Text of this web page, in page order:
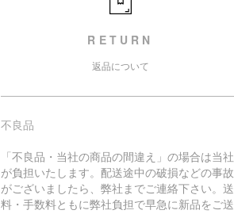
RETURN
返品について
不良品
「不良品・当社の商品の間違え」の場合は当社
が負担いたします。配送途中の破損などの事故
がございましたら、弊社までご連絡下さい。送
料・手数料ともに弊社負担で早急に新品をご送